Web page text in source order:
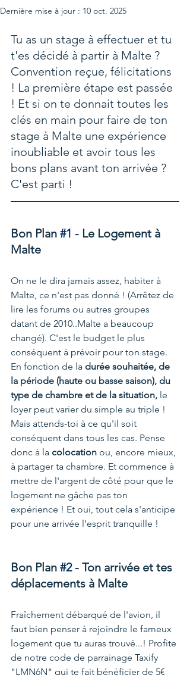
Dernière mise à jour : 10 oct. 2025
Tu as un stage à effectuer et tu
t'es décidé à partir à Malte ?
Convention reçue, félicitations
! La première étape est passée
! Et si on te donnait toutes les
clés en main pour faire de ton
stage à Malte une expérience
inoubliable et avoir tous les
bons plans avant ton arrivée ?
C'est parti !
Bon Plan #1 - Le Logement à
Malte
On ne le dira jamais assez, habiter à
Malte, ce n'est pas donné ! (Arrêtez de
lire les forums ou autres groupes
datant de 2010..Malte a beaucoup
changé). C'est le budget le plus
conséquent à prévoir pour ton stage.
En fonction de la durée souhaitée, de
la période (haute ou basse saison), du
type de chambre et de la situation, le
loyer peut varier du simple au triple !
Mais attends-toi à ce qu'il soit
conséquent dans tous les cas. Pense
donc à la colocation ou, encore mieux,
à partager ta chambre. Et commence à
mettre de l'argent de côté pour que le
logement ne gâche pas ton
expérience ! Et oui, tout cela s'anticipe
pour une arrivée l'esprit tranquille !
Bon Plan #2 - Ton arrivée et tes
déplacements à Malte
Fraîchement débarqué de l'avion, il
faut bien penser à rejoindre le fameux
logement que tu auras trouvé...! Profite
de notre code de parrainage Taxify
"LMN6N" qui te fait bénéficier de 5€